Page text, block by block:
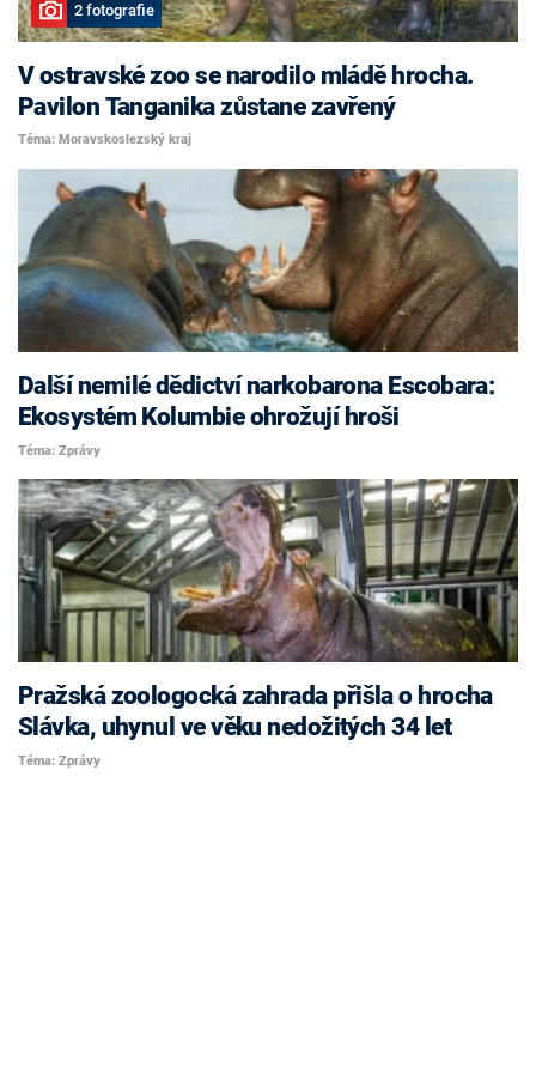
2 fotografie
V ostravské zoo se narodilo mládě hrocha.
Pavilon Tanganika zůstane zavřený
Téma: Moravskoslezský kraj
Další nemilé dědictví narkobarona Escobara:
Ekosystém Kolumbie ohrožují hroši
Téma: Zprávy
Pražská zoologocká zahrada přišla o hrocha
Slávka, uhynul ve věku nedožitých 34 let
Téma: Zprávy